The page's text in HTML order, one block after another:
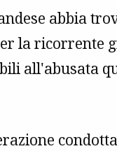
abbia
la ricorrente
all'abusata